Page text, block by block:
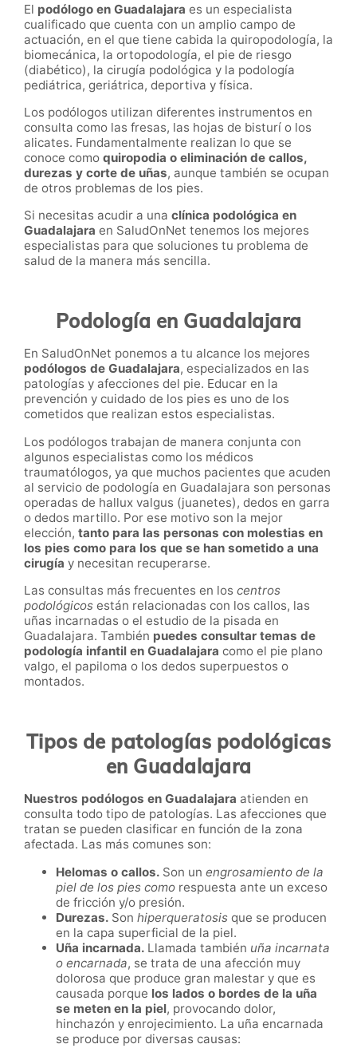
El podólogo en Guadalajara es un especialista
cualificado que cuenta con un amplio campo de
actuación, en el que tiene cabida la quiropodología, la
biomecánica, la ortopodología, el pie de riesgo
(diabético), la cirugía podológica y la podología
pediátrica, geriátrica, deportiva y física.
Los podólogos utilizan diferentes instrumentos en
consulta como las fresas, las hojas de bisturí o los
alicates. Fundamentalmente realizan lo que se
conoce como quiropodia o eliminación de callos,
durezas y corte de uñas, aunque también se ocupan
de otros problemas de los pies.
Si necesitas acudir a una clínica podológica en
Guadalajara en SaludOnNet tenemos los mejores
especialistas para que soluciones tu problema de
salud de la manera más sencilla.
Podología en Guadalajara
En SaludOnNet ponemos a tu alcance los mejores
podólogos de Guadalajara, especializados en las
patologías y afecciones del pie. Educar en la
prevención y cuidado de los pies es uno de los
cometidos que realizan estos especialistas.
Los podólogos trabajan de manera conjunta con
algunos especialistas como los médicos
traumatólogos, ya que muchos pacientes que acuden
al servicio de podología en Guadalajara son personas
operadas de hallux valgus (juanetes), dedos en garra
o dedos martillo. Por ese motivo son la mejor
elección, tanto para las personas con molestias en
los pies como para los que se han sometido a una
cirugía y necesitan recuperarse.
Las consultas más frecuentes en los centros
podológicos están relacionadas con los callos, las
uñas incarnadas o el estudio de la pisada en
Guadalajara. También puedes consultar temas de
podología infantil en Guadalajara como el pie plano
valgo, el papiloma o los dedos superpuestos o
montados.
Tipos de patologías podológicas
en Guadalajara
Nuestros podólogos en Guadalajara atienden en
consulta todo tipo de patologías. Las afecciones que
tratan se pueden clasificar en función de la zona
afectada. Las más comunes son:
Helomas o callos. Son un engrosamiento de la
piel de los pies como respuesta ante un exceso
de fricción y/o presión.
Durezas. Son hiperqueratosis que se producen
en la capa superficial de la piel.
Uña incarnada. Llamada también uña incarnata
o encarnada, se trata de una afección muy
dolorosa que produce gran malestar y que es
causada porque los lados o bordes de la uña
se meten en la piel, provocando dolor,
hinchazón y enrojecimiento. La uña encarnada
se produce por diversas causas: